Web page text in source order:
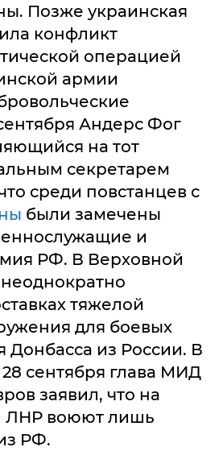
Позже украинская
конфликт
операцией
армии
Андерс Фог
на тот
секретарем
среди повстанцев с
были замечены
и
РФ. В Верховной
тяжелой
для боевых
из России. В
сентября глава МИД
заявил, что на
ЛНР воюют лишь
РФ.